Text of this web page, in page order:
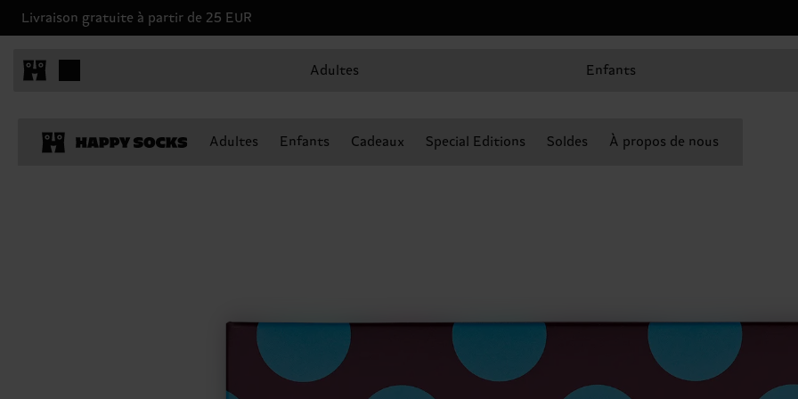
Livraison gratuite à partir de 25 EUR
Adultes Enfants
Adultes Enfants Cadeaux Special Editions Soldes À propos de nous